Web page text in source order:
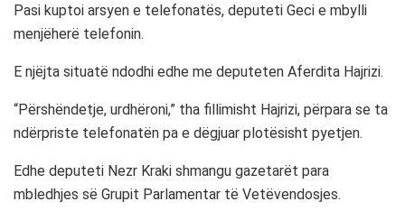
Pasi kuptoi arsyen e telefonatës, deputeti Geci e mbylli
menjëherë telefonin.
E njëjta situatë ndodhi edhe me deputeten Aferdita Hajrizi.
“Përshëndetje, urdhëroni,” tha fillimisht Hajrizi, përpara se ta
ndërpriste telefonatën pa e dëgjuar plotësisht pyetjen.
Edhe deputeti Nezr Kraki shmangu gazetarët para
mbledhjes së Grupit Parlamentar të Vetëvendosjes.